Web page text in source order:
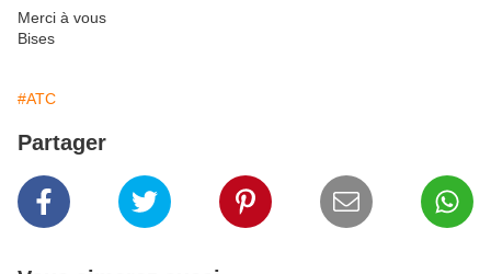
Merci à vous
Bises
#ATC
Partager